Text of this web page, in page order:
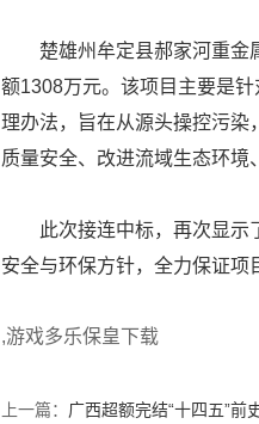
楚雄州牟定县郝家河重金属
额1308万元。该项目主要是
理办法，旨在从源头操控污
质量安全、改进流域生态环境
此次接连中标，再次显示了
安全与环保方针，全力保证项
,游戏多乐保皇下载
上一篇： 广西超额完结“十四五”前